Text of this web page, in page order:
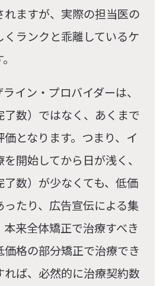
ますが、実際の担当医の
ランクと乖離しているケ
イン・プロバイダーは、
数）ではなく、あくまで
となります。つまり、イ
開始してから日が浅く、
数）が少なくても、低価
たり、広告宣伝による集
来全体矯正で治療すべき
格の部分矯正で治療でき
れば、必然的に治療契約数